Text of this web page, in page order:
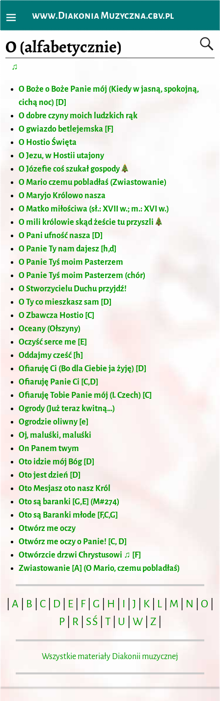
www.Diakonia Muzyczna.cbv.pl
O (alfabetycznie)
♫
O Boże o Boże Panie mój (Kiedy w jasną, spokojną,
cichą noc) [D]
O dobre czyny moich ludzkich rąk
O gwiazdo betlejemska [F]
O Hostio Święta
O Jezu, w Hostii utajony
O Józefie coś szukał gospody
O Mario czemu pobladłaś (Zwiastowanie)
O Maryjo Królowo nasza
O Matko miłościwa (sł.: XVII w.; m.: XVI w.)
O mili królowie skąd żeście tu przyszli
O Pani ufność nasza [D]
O Panie Ty nam dajesz [h,d]
O Panie Tyś moim Pasterzem
O Panie Tyś moim Pasterzem (chór)
O Stworzycielu Duchu przyjdź!
O Ty co mieszkasz sam [D]
O Zbawcza Hostio [C]
Oceany (Ołszyny)
Oczyść serce me [E]
Oddajmy cześć [h]
Ofiaruję Ci (Bo dla Ciebie ja żyję) [D]
Ofiaruję Panie Ci [C,D]
Ofiaruję Tobie Panie mój (I. Czech) [C]
Ogrody (Już teraz kwitną…)
Ogrodzie oliwny [e]
Oj, maluśki, maluśki
On Panem twym
Oto idzie mój Bóg [D]
Oto jest dzień [D]
Oto Mesjasz oto nasz Król
Oto są baranki [G,E] (M#274)
Oto są Baranki młode [F,C,G]
Otwórz me oczy
Otwórz me oczy o Panie! [C, D]
Otwórzcie drzwi Chrystusowi ♫ [F]
Zwiastowanie [A] (O Mario, czemu pobladłaś)
A B C D E F| G H I J K L M N O
P| R S Ś T| U W| Z|
Wszystkie materiały Diakonii muzycznej